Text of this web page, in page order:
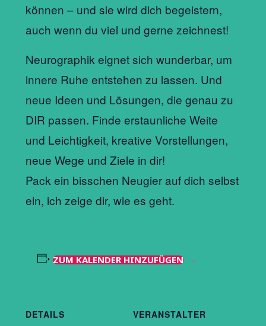
können – und sie wird dich begeistern,
auch wenn du viel und gerne zeichnest!
Neurographik eignet sich wunderbar, um
innere Ruhe entstehen zu lassen. Und
neue Ideen und Lösungen, die genau zu
DIR passen. Finde erstaunliche Weite
und Leichtigkeit, kreative Vorstellungen,
neue Wege und Ziele in dir!
Pack ein bisschen Neugier auf dich selbst
ein, ich zeige dir, wie es geht.
ZUM KALENDER HINZUFÜGEN
DETAILS VERANSTALTER